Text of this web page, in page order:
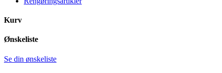
Kurv
Ønskeliste
Se din ønskeliste